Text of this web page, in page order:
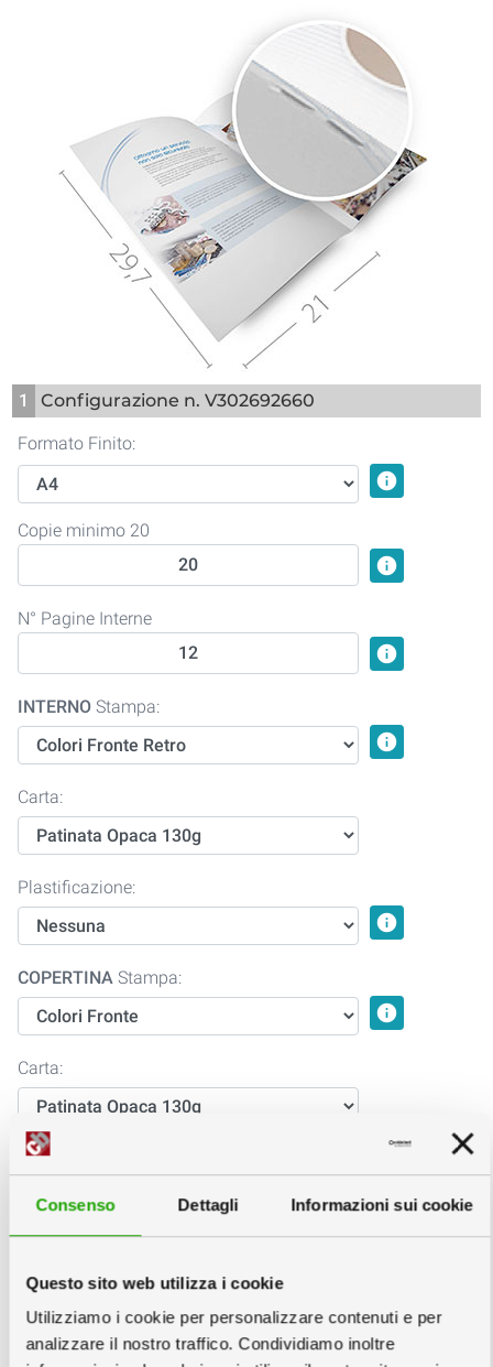
Consenso Dettagli Informazioni sui cookie
Questo sito web utilizza i cookie
Utilizziamo i cookie per personalizzare contenuti e per
analizzare il nostro traffico. Condividiamo inoltre
1 Configurazione n. V302692660
Formato Finito:
info
Copie minimo 20
info
N° Pagine Interne
info
INTERNO Stampa:
info
Carta:
Plastificazione:
info
COPERTINA Stampa:
info
Carta:
Plastificazione:
info
2 Scegli la quantità e la data